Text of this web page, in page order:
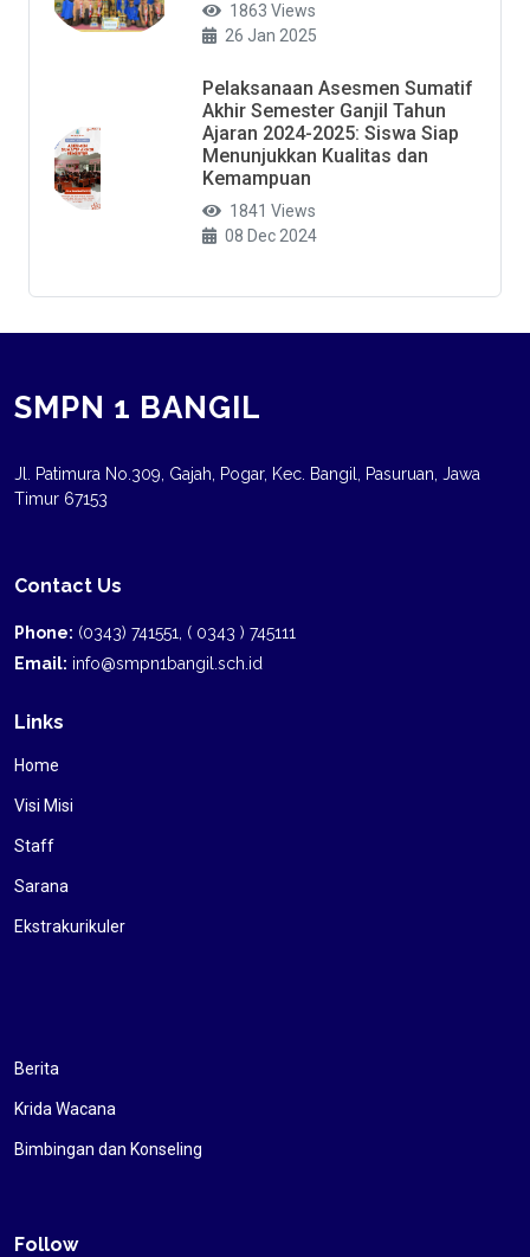
1863 Views
26 Jan 2025
Pelaksanaan Asesmen Sumatif
Akhir Semester Ganjil Tahun
Ajaran 2024-2025: Siswa Siap
Menunjukkan Kualitas dan
Kemampuan
1841 Views
08 Dec 2024
SMPN 1 BANGIL
Jl. Patimura No.309, Gajah, Pogar, Kec. Bangil, Pasuruan, Jawa
Timur 67153
Contact Us
Phone: (0343) 741551, ( 0343 ) 745111
Email: info@smpn1bangil.sch.id
Links
Home
Visi Misi
Staff
Sarana
Ekstrakurikuler
Berita
Krida Wacana
Bimbingan dan Konseling
Follow